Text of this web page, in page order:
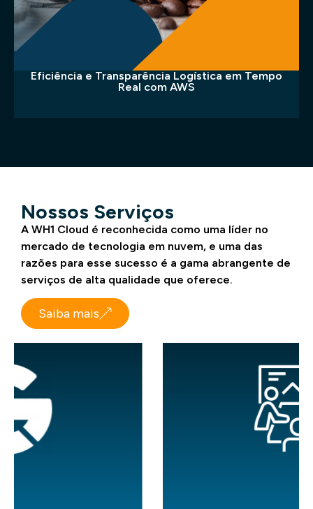
Eficiência e Transparência Logística em Tempo
Real com AWS
Nossos Serviços
A WH1 Cloud é reconhecida como uma líder no
mercado de tecnologia em nuvem, e uma das
razões para esse sucesso é a gama abrangente de
serviços de alta qualidade que oferece.
Saiba mais